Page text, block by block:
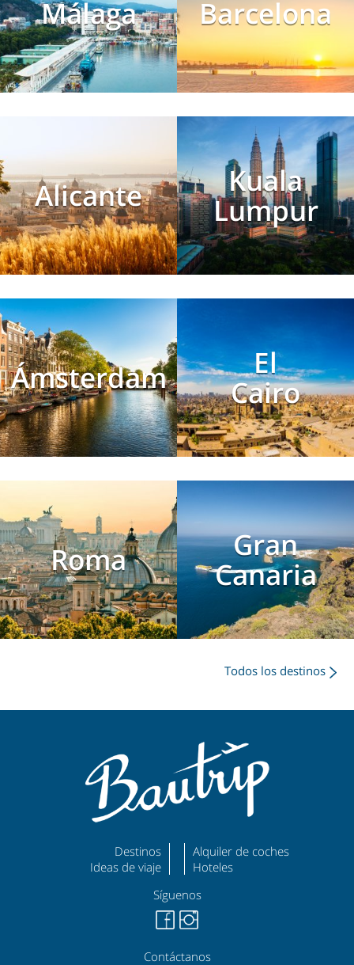
Málaga Barcelona
Alicante
Kuala
Lumpur
Ámsterdam
El
Cairo
Roma
Gran
Canaria
Todos los destinos
Destinos
Ideas de viaje
Alquiler de coches
Hoteles
Síguenos
Contáctanos